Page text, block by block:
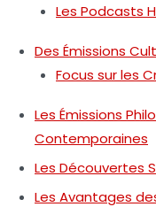
Les Podcasts
Des Émissions
Focus sur les
Les Émissions
Contemporaines
Les Découvertes
Les Avantages